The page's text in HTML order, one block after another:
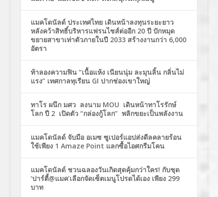
แมคโดนัลด์ ประเทศไทย เดินหน้าลงทุนระยะยาว
หลังคว้าสิทธิ์บริหารแฟรนไชส์ต่ออีก 20 ปี ปักหมุด
ขยายสาขาเท่าตัวภายในปี 2033 สร้างงานกว่า 6,000
อัตรา
ท้าลองความฟิน “เนื้อแห้ง เนียนนุ่ม ละมุนลิ้น กลิ่นไม่
แรง” เทศกาลทุเรียน GI ปากช่องเขาใหญ่
ทาโร ผนึก มศว ลงนาม MOU เดินหน้าทาโรรักษ์
โลก ปี 2 เปิดตัว “กล่องกู้โลก” พลิกขยะเป็นพลังงาน
แมคโดนัลด์ จับมือ อเมซ ซูเปอร์แอปส่งดีลคลายร้อน
ใช้เพียง 1 Amaze Point แลกซื้อไอศกรีมโคน
แมคโดนัลด์ ชวนฉลองวันเกิดสุดคุ้มกว่าใคร! กับชุด
‘ปาร์ตี้@แมค’เลือกจัดเซ็ตเมนูโปรดได้เอง เพียง 299
บาท